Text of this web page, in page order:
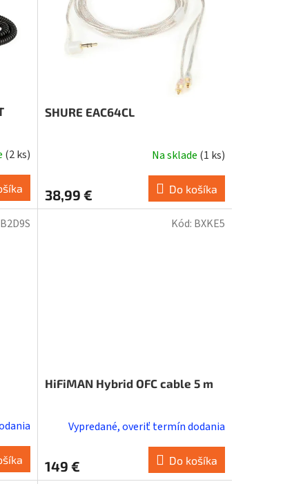
(2 ks)
SHURE EAC64CL
Na sklade (1 ks)
38,99 € Do košíka
B2D9S
HiFiMAN Hybrid OFC cable 5 m
Vypredané, overiť termín dodania
149 € Do košíka
Kód: BXKE5